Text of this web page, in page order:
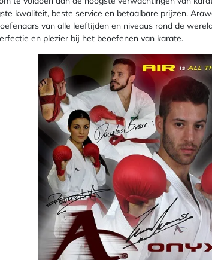
kwaliteit, beste service en betaalbare prijzen.
van alle leeftijden en niveaus rond de
en plezier bij het beoefenen van karate.